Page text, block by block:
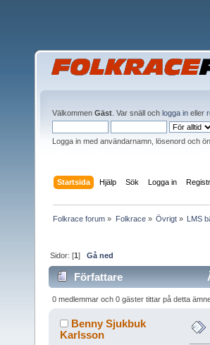
Välkommen Gäst . Var snäll och logga in eller
Logga in med användarnamn, lösenord och
Startsida Hjälp Sök Logga in
Folkrace forum » Folkrace» Övrigt» LMS
Sidor: [1]Gå ned
Författare
0 medlemmar och 0 gäster tittar på detta
Benny Sjukbuk
Karlsson